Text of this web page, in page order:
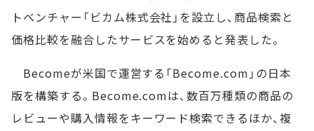
トベンチャー「ビカム株式会社」を設立し、商品検索と
価格比較を融合したサービスを始めると発表した。
Becomeが米国で運営する「Become.com」の日本
版を構築する。Become.comは、数百万種類の商品の
レビューや購入情報をキーワード検索できるほか、複